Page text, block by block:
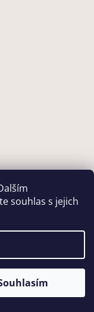
souhlas s jejich
práva vyhrazena.